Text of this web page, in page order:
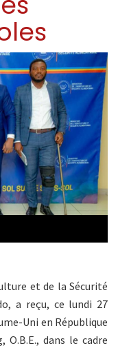
et de la Sécurité
a reçu, ce lundi 27
Uni en République
O.B.E., dans le cadre